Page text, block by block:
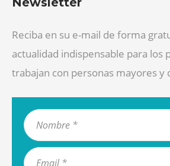
Reciba en su e-mail de forma
actualidad indispensable para los
trabajan con personas mayores y